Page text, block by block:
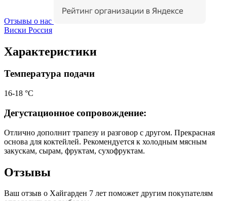
Отзывы о нас
Виски Россия
Характеристики
Температура подачи
16-18 °С
Дегустационное сопровождение:
Отлично дополнит трапезу и разговор с другом. Прекрасная
основа для коктейлей. Рекомендуется к холодным мясным
закускам, сырам, фруктам, сухофруктам.
Отзывы
Ваш отзыв о Хайгарден 7 лет поможет другим покупателям